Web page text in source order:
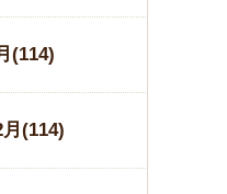
(114)
(114)